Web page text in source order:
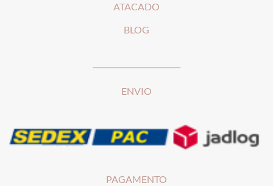
ATACADO
BLOG
ENVIO
PAGAMENTO